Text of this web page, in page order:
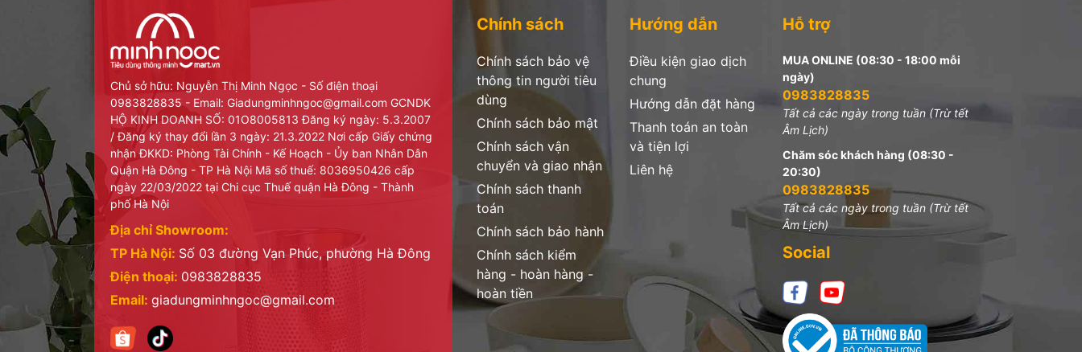
👉 Rửa sạch bằng dung dịch rửa chén và bảo quản nơi thoáng mát trước và sau khi sử dụng sản phẩm
👉 Để xa tầm với của trẻ nhỏ và người già
Chủ sở hữu: Nguyễn Thị Minh Ngọc - Số điện thoại
0983828835 - Email: Giadungminhngoc@gmail.com GCNDK
HỘ KINH DOANH SỐ: 01O8005813 Đăng ký ngày: 5.3.2007
/ Đăng ký thay đổi lần 3 ngày: 21.3.2022 Nơi cấp Giấy chứng
nhận ĐKKD: Phòng Tài Chính - Kế Hoạch - Ủy ban Nhân Dân
Quận Hà Đông - TP Hà Nội Mã số thuế: 8036950426 cấp
ngày 22/03/2022 tại Chi cục Thuế quận Hà Đông - Thành
phố Hà Nội
Địa chỉ Showroom:
TP Hà Nội: Số 03 đường Vạn Phúc, phường Hà Đông
Điện thoại: 0983828835
Email: giadungminhngoc@gmail.com
Chính sách
Chính sách bảo vệ
thông tin người tiêu
dùng
Chính sách bảo mật
Chính sách vận
chuyển và giao nhận
Chính sách thanh
toán
Chính sách bảo hành
Chính sách kiểm
hàng - hoàn hàng -
hoàn tiền
Hướng dẫn
Điều kiện giao dịch
chung
Hướng dẫn đặt hàng
Thanh toán an toàn
và tiện lợi
Liên hệ
Hỗ trợ
MUA ONLINE (08:30 - 18:00 mỗi
ngày)
0983828835
Tất cả các ngày trong tuần (Trừ tết
Âm Lịch)
Chăm sóc khách hàng (08:30 -
20:30)
0983828835
Tất cả các ngày trong tuần (Trừ tết
Âm Lịch)
Social